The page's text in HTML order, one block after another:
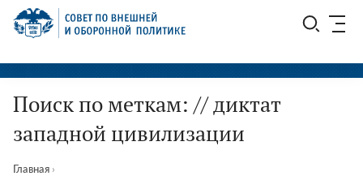
Перейти
СВОП
Поиск по меткам: // диктат
западной цивилизации
Главная ›